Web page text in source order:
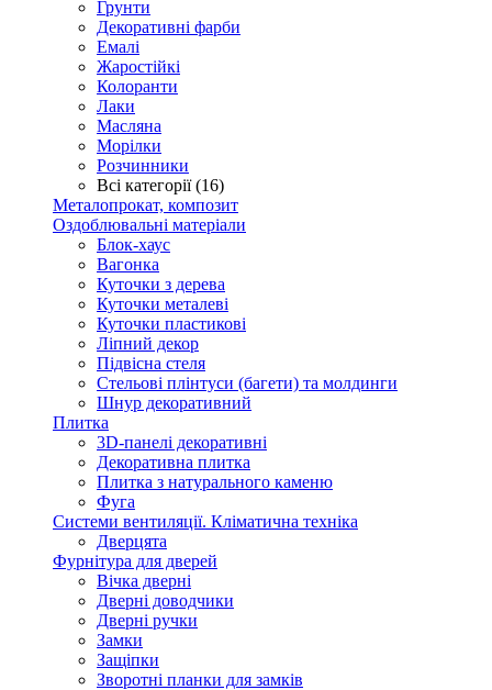
Грунти
Декоративні фарби
Емалі
Жаростійкі
Колоранти
Лаки
Масляна
Морілки
Розчинники
Всі категорії (16)
Металопрокат, композит
Оздоблювальні матеріали
Блок-хаус
Вагонка
Куточки з дерева
Куточки металеві
Куточки пластикові
Ліпний декор
Підвісна стеля
Стельові плінтуси (багети) та молдинги
Шнур декоративний
Плитка
3D-панелі декоративні
Декоративна плитка
Плитка з натурального каменю
Фуга
Системи вентиляції. Кліматична техніка
Дверцята
Фурнітура для дверей
Вічка дверні
Дверні доводчики
Дверні ручки
Замки
Защіпки
Зворотні планки для замків